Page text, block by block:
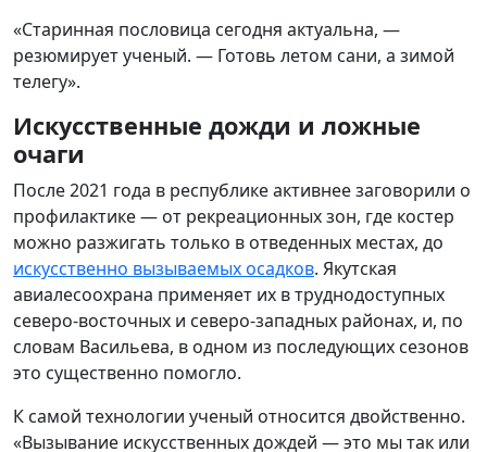
«Старинная пословица сегодня актуальна, —
резюмирует ученый. — Готовь летом сани, а зимой
телегу».
Искусственные дожди и ложные
очаги
После 2021 года в республике активнее заговорили о
профилактике — от рекреационных зон, где костер
можно разжигать только в отведенных местах, до
искусственно вызываемых осадков. Якутская
авиалесоохрана применяет их в труднодоступных
северо-восточных и северо-западных районах, и, по
словам Васильева, в одном из последующих сезонов
это существенно помогло.
К самой технологии ученый относится двойственно.
«Вызывание искусственных дождей — это мы так или